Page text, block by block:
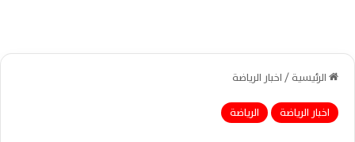
الرئيسية/اخبار الرياضة
اخبار الرياضة
الرياضة